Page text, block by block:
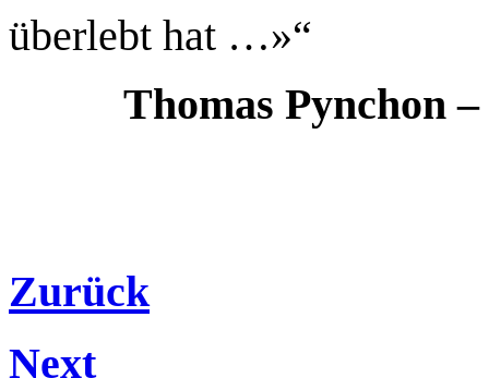
überlebt hat …»“
Thomas Pynchon –
Zurück
Next